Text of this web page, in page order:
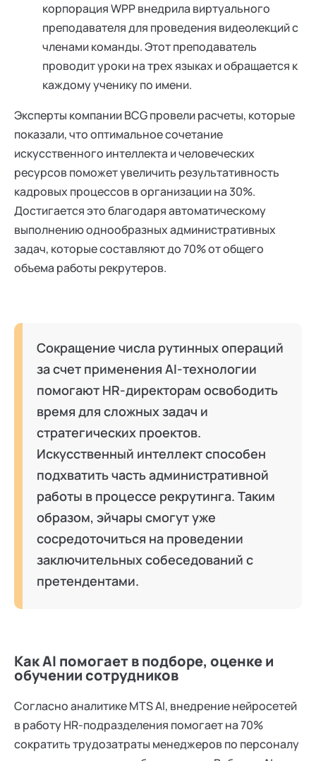
корпорация WPP внедрила виртуального
преподавателя для проведения видеолекций с
членами команды. Этот преподаватель
проводит уроки на трех языках и обращается к
каждому ученику по имени.
Эксперты компании BCG провели расчеты, которые
показали, что оптимальное сочетание
искусственного интеллекта и человеческих
ресурсов поможет увеличить результативность
кадровых процессов в организации на 30%.
Достигается это благодаря автоматическому
выполнению однообразных административных
задач, которые составляют до 70% от общего
объема работы рекрутеров.
Сокращение числа рутинных операций
за счет применения AI-технологии
помогают HR-директорам освободить
время для сложных задач и
стратегических проектов.
Искусственный интеллект способен
подхватить часть административной
работы в процессе рекрутинга. Таким
образом, эйчары смогут уже
сосредоточиться на проведении
заключительных собеседований с
претендентами.
Как AI помогает в подборе, оценке и
обучении сотрудников
Согласно аналитике MTS AI, внедрение нейросетей
в работу HR-подразделения помогает на 70%
сократить трудозатраты менеджеров по персоналу